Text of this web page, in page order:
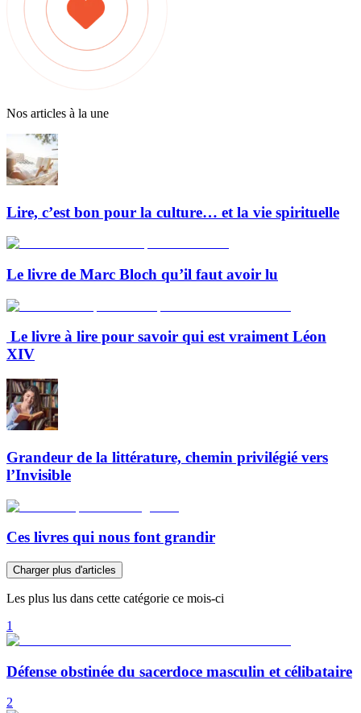
Nos articles à la une
Lire, c’est bon pour la culture… et la vie spirituelle
Le livre de Marc Bloch qu’il faut avoir lu
Le livre à lire pour savoir qui est vraiment Léon
XIV
Grandeur de la littérature, chemin privilégié vers
l’Invisible
Ces livres qui nous font grandir
Charger plus d'articles
Les plus lus dans cette catégorie ce mois-ci
1
Défense obstinée du sacerdoce masculin et célibataire
2